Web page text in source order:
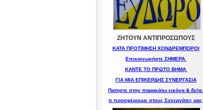
ΖΗΤΟΥΝ ΑΝΤΙΠΡΟΣΩΠΟΥΣ
ΚΑΤΑ ΠΡΟΤΙΜΗΣΗ ΧΟΝΔΡΕΜΠΟΡΟΙ
Επικοινωνήστε ΣΗΜΕΡΑ
ΚΑΝΤΕ ΤΟ ΠΡΩΤΟ ΒΗΜΑ
ΓΙΑ ΜΙΑ ΕΠΙΚΕΡΔΗΣ ΣΥΝΕΡΓΑΣΙΑ
Πατηστε στην παρακάτω εικόνα & δείτε
τι προσφέρουμε στους Συνεργάτες μας